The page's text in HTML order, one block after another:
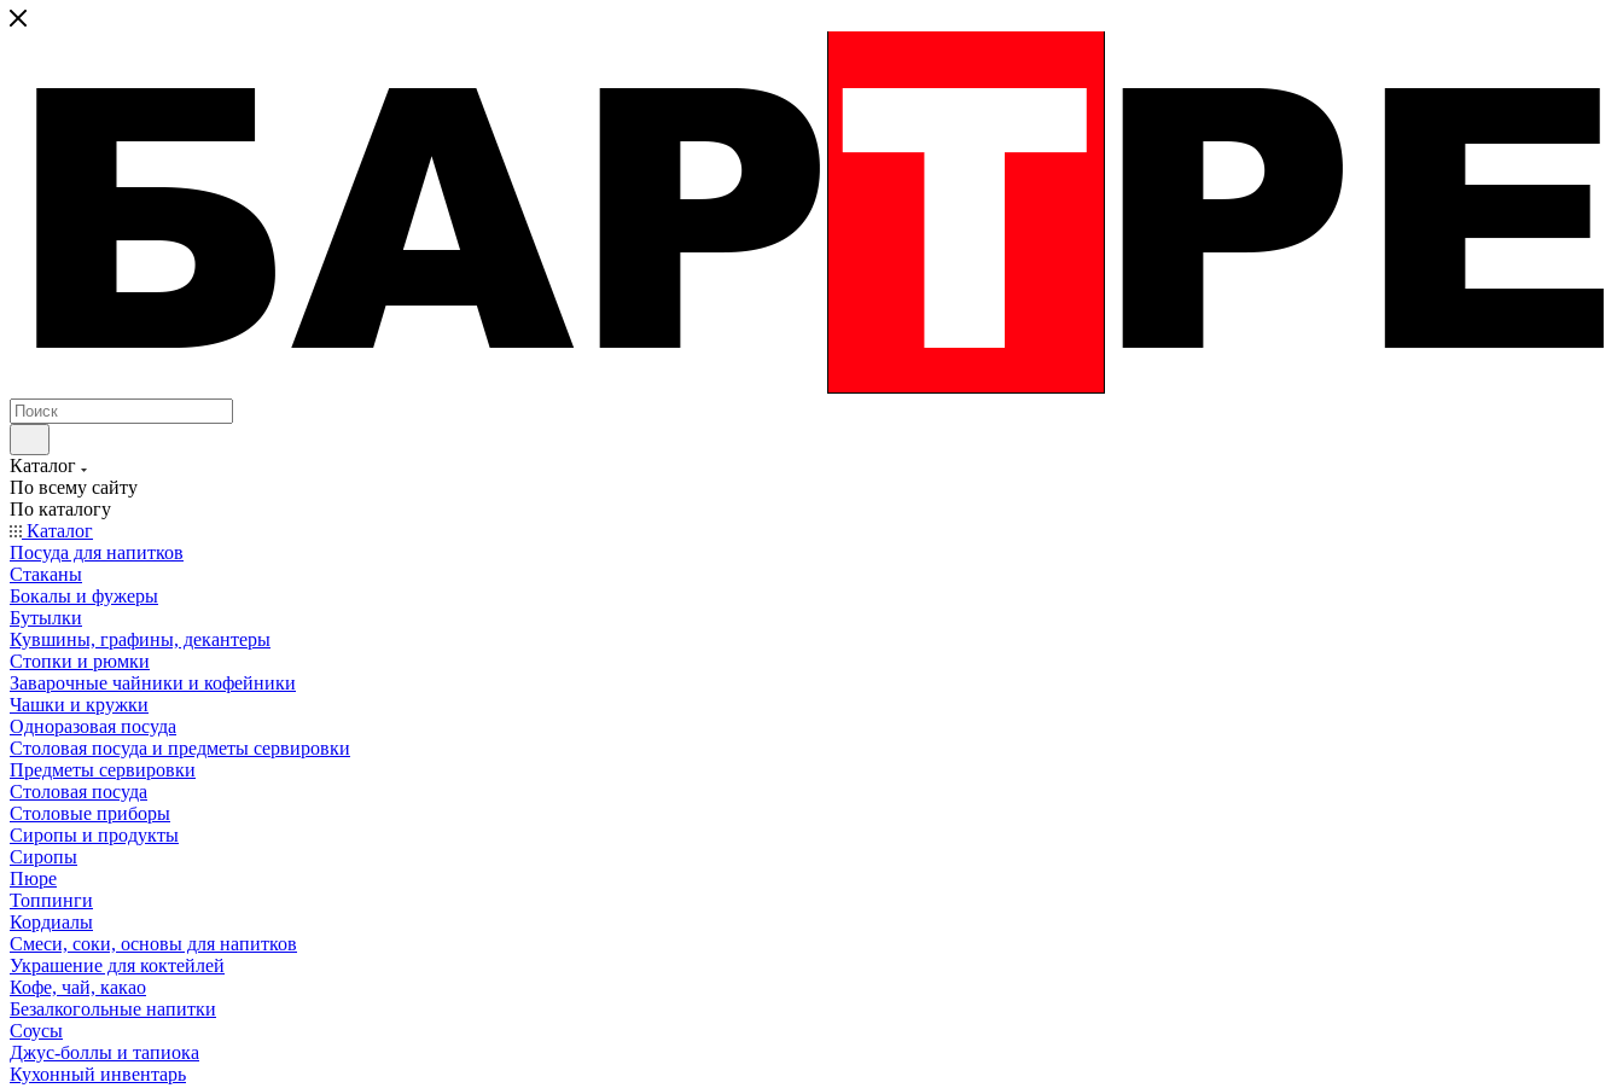
Каталог
По всему сайту
По каталогу
Каталог
Посуда для напитков
Стаканы
Бокалы и фужеры
Бутылки
Кувшины, графины, декантеры
Стопки и рюмки
Заварочные чайники и кофейники
Чашки и кружки
Одноразовая посуда
Столовая посуда и предметы сервировки
Предметы сервировки
Столовая посуда
Столовые приборы
Сиропы и продукты
Сиропы
Пюре
Топпинги
Кордиалы
Смеси, соки, основы для напитков
Украшение для коктейлей
Кофе, чай, какао
Безалкогольные напитки
Соусы
Джус-боллы и тапиока
Кухонный инвентарь